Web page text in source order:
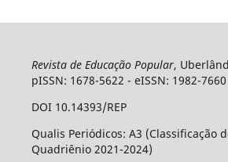
Revista de Educação Popular,
pISSN: 1678-5622 - eISSN: 1982-7660
DOI 10.14393/REP
Qualis Periódicos: A3 (Classificação
Quadriênio 2021-2024)